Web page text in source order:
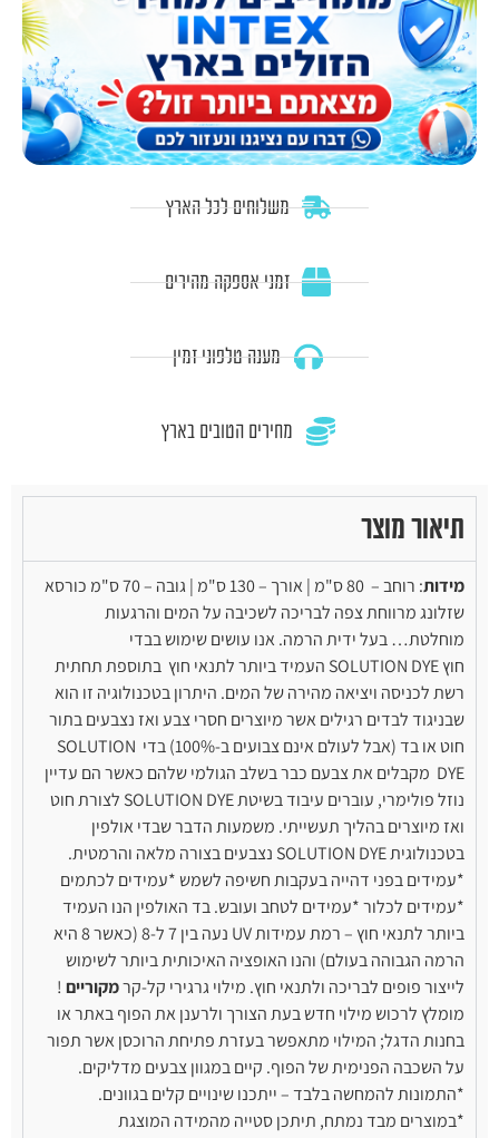
משלוחים לכל הארץ
זמני אספקה מהירים
מענה טלפוני זמין
מחירים הטובים בארץ
תיאור מוצר
מידות
: רוחב – 80 ס"מ | אורך – 130 ס"מ | גובה – 70 ס"מ כורסא
שזלונג מרווחת צפה לבריכה לשכיבה על המים והרגעות
מוחלטת… בעל ידית הרמה. אנו עושים שימוש בבדי
חוץ SOLUTION DYE העמיד ביותר לתנאי חוץ בתוספת תחתית
רשת לכניסה ויציאה מהירה של המים. היתרון בטכנולוגיה זו הוא
שבניגוד לבדים רגילים אשר מיוצרים חסרי צבע ואז נצבעים בתור
חוט או בד (אבל לעולם אינם צבועים ב-100%) בדי SOLUTION
DYE מקבלים את צבעם כבר בשלב הגולמי שלהם כאשר הם עדיין
נוזל פולימרי, עוברים עיבוד בשיטת SOLUTION DYE לצורת חוט
ואז מיוצרים בהליך תעשייתי. משמעות הדבר שבדי אולפין
בטכנולוגית SOLUTION DYE נצבעים בצורה מלאה והרמטית.
*עמידים בפני דהייה בעקבות חשיפה לשמש *עמידים לכתמים
*עמידים לכלור *עמידים לטחב ועובש. בד האולפין הנו העמיד
ביותר לתנאי חוץ – רמת עמידות UV נעה בין 7 ל-8 (כאשר 8 היא
הרמה הגבוהה בעולם) והנו האופציה האיכותית ביותר לשימוש
לייצור פופים לבריכה ולתנאי חוץ. מילוי גרגירי קל-קרמקוריים !
מומלץ לרכוש מילוי חדש בעת הצורך ולרענן את הפוף באתר או
בחנות הדגל; המילוי מתאפשר בעזרת פתיחת הרוכסן אשר תפור
על השכבה הפנימית של הפוף. קיים במגוון צבעים מדליקים.
*התמונות להמחשה בלבד – ייתכנו שינויים קלים בגוונים.
*במוצרים מבד נמתח, תיתכן סטייה מהמידה המוצגת